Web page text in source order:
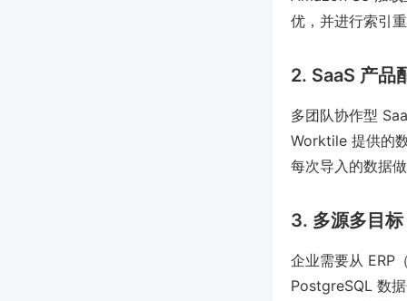
优，并进行索引
2. SaaS 产品
多团队协作型
Worktile 提供的
每次导入的数据
3. 多源多目
企业需要从 ERP
PostgreSQL 数